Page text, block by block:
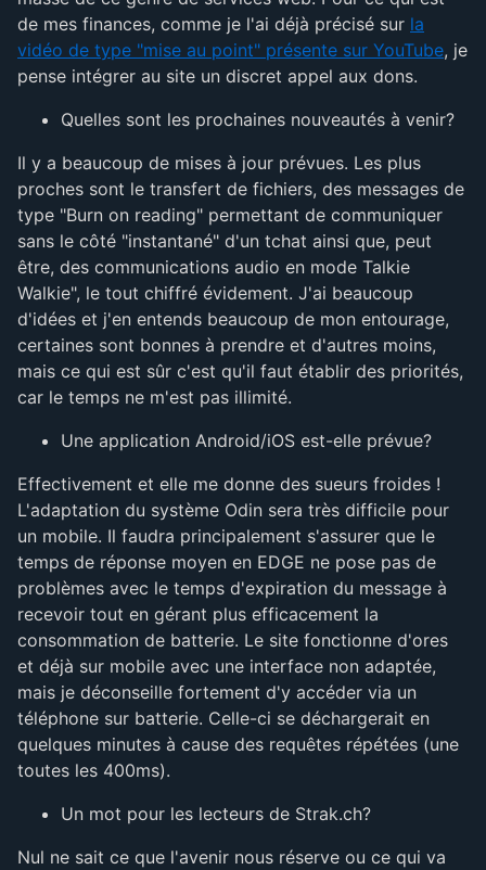
de mes finances, comme je l'ai déjà précisé sur la
vidéo de type "mise au point" présente sur YouTube, je
pense intégrer au site un discret appel aux dons.
Quelles sont les prochaines nouveautés à venir?
Il y a beaucoup de mises à jour prévues. Les plus
proches sont le transfert de fichiers, des messages de
type "Burn on reading" permettant de communiquer
sans le côté "instantané" d'un tchat ainsi que, peut
être, des communications audio en mode Talkie
Walkie", le tout chiffré évidement. J'ai beaucoup
d'idées et j'en entends beaucoup de mon entourage,
certaines sont bonnes à prendre et d'autres moins,
mais ce qui est sûr c'est qu'il faut établir des priorités,
car le temps ne m'est pas illimité.
Une application Android/iOS est-elle prévue?
Effectivement et elle me donne des sueurs froides !
L'adaptation du système Odin sera très difficile pour
un mobile. Il faudra principalement s'assurer que le
temps de réponse moyen en EDGE ne pose pas de
problèmes avec le temps d'expiration du message à
recevoir tout en gérant plus efficacement la
consommation de batterie. Le site fonctionne d'ores
et déjà sur mobile avec une interface non adaptée,
mais je déconseille fortement d'y accéder via un
téléphone sur batterie. Celle-ci se déchargerait en
quelques minutes à cause des requêtes répétées (une
toutes les 400ms).
Un mot pour les lecteurs de Strak.ch?
Nul ne sait ce que l'avenir nous réserve ou ce qui va